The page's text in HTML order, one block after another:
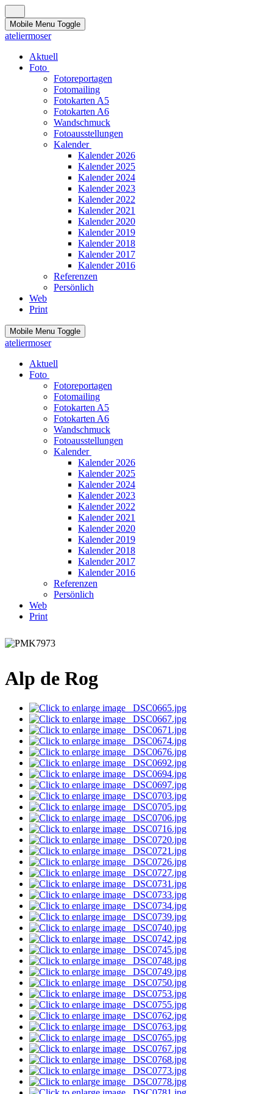
Mobile Menu Toggle
ateliermoser
Aktuell
Foto
Fotoreportagen
Fotomailing
Fotokarten A5
Fotokarten A6
Wandschmuck
Fotoausstellungen
Kalender
Kalender 2026
Kalender 2025
Kalender 2024
Kalender 2023
Kalender 2022
Kalender 2021
Kalender 2020
Kalender 2019
Kalender 2018
Kalender 2017
Kalender 2016
Referenzen
Persönlich
Web
Print
Mobile Menu Toggle
ateliermoser
Aktuell
Foto
Fotoreportagen
Fotomailing
Fotokarten A5
Fotokarten A6
Wandschmuck
Fotoausstellungen
Kalender
Kalender 2026
Kalender 2025
Kalender 2024
Kalender 2023
Kalender 2022
Kalender 2021
Kalender 2020
Kalender 2019
Kalender 2018
Kalender 2017
Kalender 2016
Referenzen
Persönlich
Web
Print
Alp de Rog